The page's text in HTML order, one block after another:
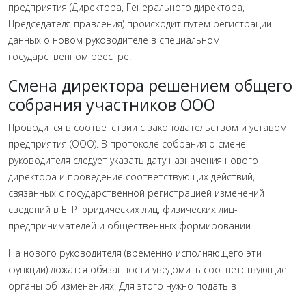
предприятия (Директора, Генерального директора,
Председателя правления) происходит путем регистрации
данных о новом руководителе в специальном
государственном реестре.
Смена директора решением общего
собрания участников ООО
Проводится в соответствии с законодательством и уставом
предприятия (ООО). В протоколе собрания о смене
руководителя следует указать дату назначения нового
директора и проведение соответствующих действий,
связанных с государственной регистрацией изменений
сведений в ЕГР юридических лиц, физических лиц-
предпринимателей и общественных формирований.
На нового руководителя (временно исполняющего эти
функции) ложатся обязанности уведомить соответствующие
органы об изменениях. Для этого нужно подать в